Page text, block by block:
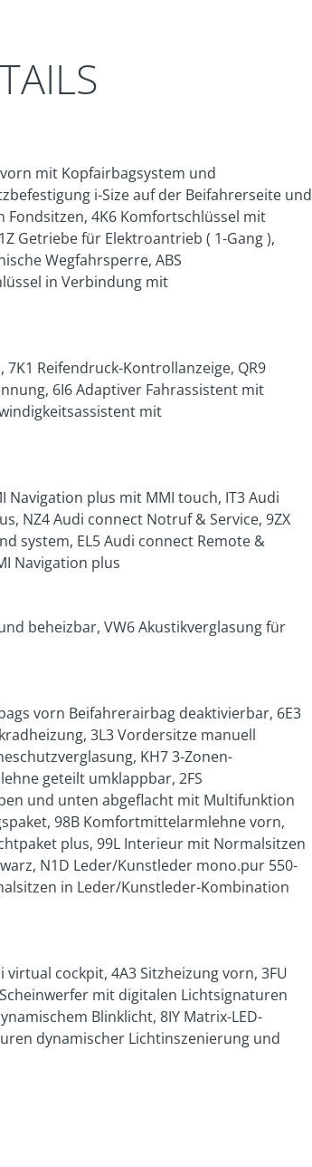
mit Kopfairbagsystem und
i-Size auf der Beifahrerseite und
Fondsitzen, 4K6 Komfortschlüssel mit
Getriebe für Elektroantrieb ( 1-Gang ),
Wegfahrsperre, ABS
in Verbindung mit
Reifendruck-Kontrollanzeige, QR9
6I6 Adaptiver Fahrassistent mit
mit
Navigation plus mit MMI touch, IT3 Audi
NZ4 Audi connect Notruf & Service, 9ZX
system, EL5 Audi connect Remote &
Navigation plus
beheizbar, VW6 Akustikverglasung für
vorn Beifahrerairbag deaktivierbar, 6E3
3L3 Vordersitze manuell
KH7 3-Zonen-
geteilt umklappbar, 2FS
und unten abgeflacht mit Multifunktion
98B Komfortmittelarmlehne vorn,
plus, 99L Interieur mit Normalsitzen
N1D Leder/Kunstleder mono.pur 550-
in Leder/Kunstleder-Kombination
cockpit, 4A3 Sitzheizung vorn, 3FU
mit digitalen Lichtsignaturen
Blinklicht, 8IY Matrix-LED-
dynamischer Lichtinszenierung und